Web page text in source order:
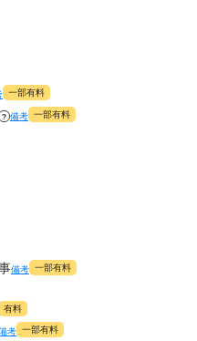
4.9
一部有料
? 備考 一部有料
備考 一部有料
有料
考 一部有料